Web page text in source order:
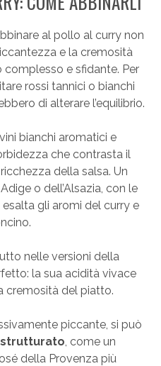
al pollo al curry non
e la cremosità
e sfidante. Per
rossi tannici o bianchi
di alterare l’equilibrio.
bianchi aromatici e
che contrasta il
della salsa. Un
o dell’Alsazia, con le
gli aromi del curry e
nelle versioni della
la sua acidità vivace
cremosità del piatto.
piccante, si può
, come un
della Provenza più